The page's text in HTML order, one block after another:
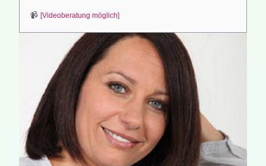
📹 [Videoberatung möglich]